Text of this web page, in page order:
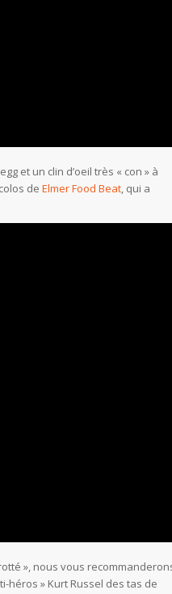
et un clin d’oeil très « con » à
de Elmer Food Beat, qui a
», nous vous
héros » Kurt Russel des tas de